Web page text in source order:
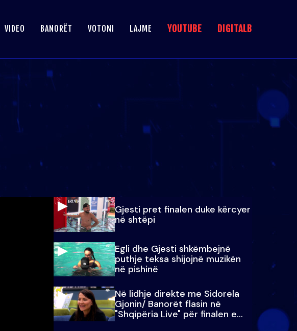
VIDEO BANORËT VOTONI LAJME YOUTUBE DIGITALB
Gjesti pret finalen duke kërcyer
në shtëpi
Egli dhe Gjesti shkëmbejnë
puthje teksa shijojnë muzikën
në pishinë
Në lidhje direkte me Sidorela
Gjonin/ Banorët flasin në
"Shqipëria Live" për finalen e
madhe